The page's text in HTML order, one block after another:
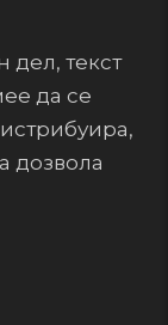
дел, текст
да се
дозвола